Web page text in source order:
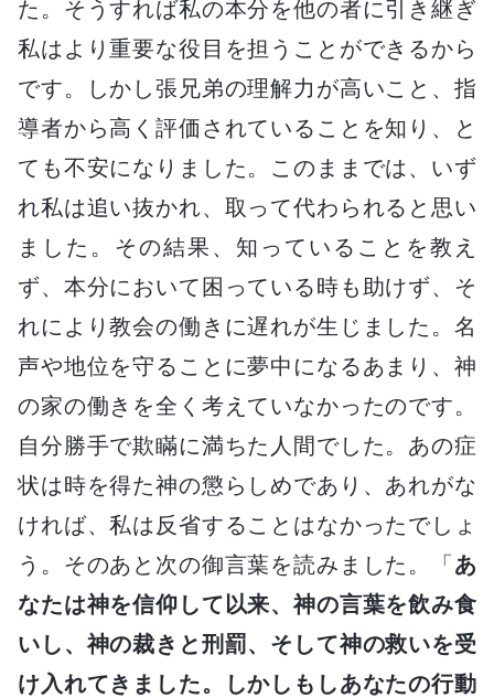
た。そうすれば私の本分を他の者に引き継ぎ
私はより重要な役目を担うことができるから
です。しかし張兄弟の理解力が高いこと、指
導者から高く評価されていることを知り、と
ても不安になりました。このままでは、いず
れ私は追い抜かれ、取って代わられると思い
ました。その結果、知っていることを教え
ず、本分において困っている時も助けず、そ
れにより教会の働きに遅れが生じました。名
声や地位を守ることに夢中になるあまり、神
の家の働きを全く考えていなかったのです。
自分勝手で欺瞞に満ちた人間でした。あの症
状は時を得た神の懲らしめであり、あれがな
ければ、私は反省することはなかったでしょ
う。そのあと次の御言葉を読みました。「あ
なたは神を信仰して以来、神の言葉を飲み食
いし、神の裁きと刑罰、そして神の救いを受
け入れてきました。しかしもしあなたの行動